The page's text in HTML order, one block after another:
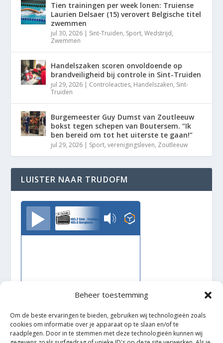
Beheer toestemming
Om de beste ervaringen te bieden, gebruiken wij technologieën zoals
cookies om informatie over je apparaat op te slaan en/of te
raadplegen. Door in te stemmen met deze technologieën kunnen wij
Tien trainingen per week lonen: Truiense
Laurien Delsaer (15) verovert Belgische titel
zwemmen
jul 30, 2026 | Sint-Truiden, Sport,Wedstrijd,
Zwemmen
Handelszaken scoren onvoldoende op
brandveiligheid bij controle in Sint-Truiden
jul 29, 2026 | Controleacties, Handelszaken, Sint-
Truiden
Burgemeester Guy Dumst van Zoutleeuw
bokst tegen schepen van Boutersem. “Ik
ben bereid om tot het uiterste te gaan!”
jul 29, 2026 | Sport,verenigingsleven, Zoutleeuw
LUISTER NAAR TRUDOFM
TrudoFM